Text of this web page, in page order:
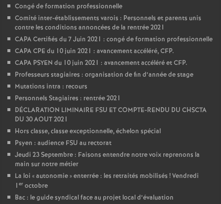
Congé de formation professionnelle
Comité inter-établissements varois : Personnels et parents unis
contre les conditions annoncées de la rentrée 2021
CAPA Certifiés du 7 Juin 2021 : congé de formation professionnelle
CAPA CPE du 10 juin 2021 : avancement accéléré, CFP.
CAPA PSYEN du 10 juin 2021 : avancement accéléré et CFP.
Professeurs stagiaires : organisation de fin d’année de stage
Mutations intra : recours
Personnels Stagiaires : rentrée 2021
DÉCLARATION LIMINAIRE FSU ET COMPTE-RENDU DU CHSCTA
DU 30 AOUT 2021
Hors classe, classe exceptionnelle, échelon spécial
Psyen : audience FSU au rectorat
Jeudi 23 Septembre : Faisons entendre notre voix reprenons la
main sur notre métier
La loi «autonomie» enterrée : les retraités mobilisés ! Vendredi
1 er octobre
Bac : le guide syndical face au projet local d’évaluation